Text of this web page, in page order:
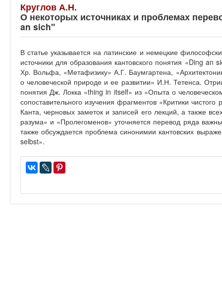
Круглов А.Н.
О некоторых источниках и проблемах
an sich"
В статье указывается на латинские и немецкие
источники для образования кантовского понятия «Ding
Хр. Вольфа, «Метафизику» А.Г. Баумгартена,
о человеческой природе и ее развитии» И.Н. Тетенса.
понятия Дж. Локка «thing in itself» из «Опыта о
сопоставительного изучения фрагментов «Критики
Канта, черновых заметок и записей его лекций, а также
разума» и «Пролегоменов» уточняется перевод ряда
также обсуждается проблема синонимии кантовских
selbst».